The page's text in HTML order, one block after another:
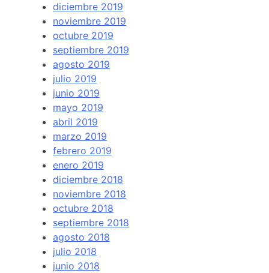
diciembre 2019
noviembre 2019
octubre 2019
septiembre 2019
agosto 2019
julio 2019
junio 2019
mayo 2019
abril 2019
marzo 2019
febrero 2019
enero 2019
diciembre 2018
noviembre 2018
octubre 2018
septiembre 2018
agosto 2018
julio 2018
junio 2018